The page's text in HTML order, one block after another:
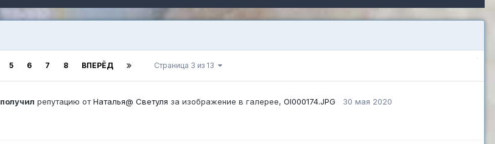
5 6 7 8 ВПЕРЁД Страница 3 из 13
получил репутацию отНаталья@ Светуля за изображение в галерее, OI000174.JPG 30 мая 2020